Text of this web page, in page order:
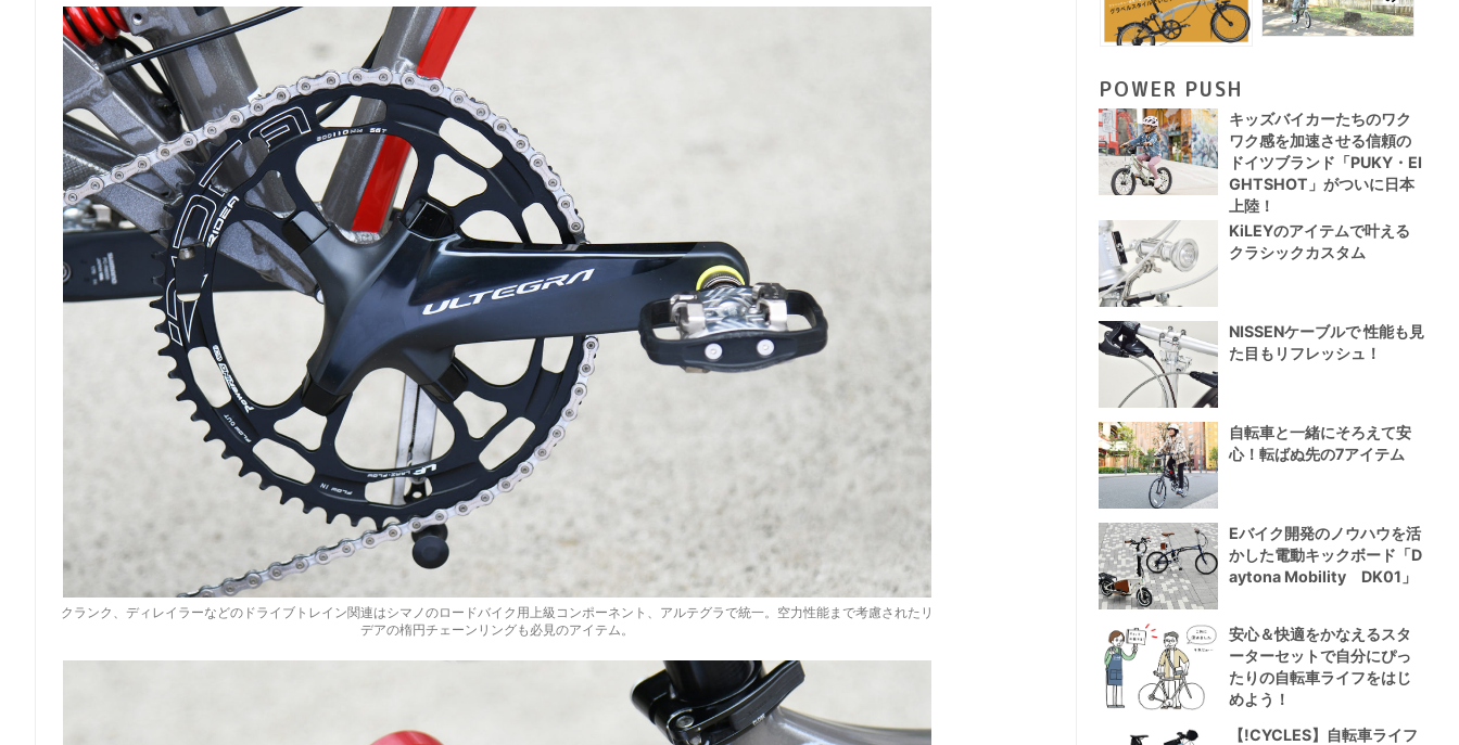
クランク、ディレイラーなどのドライブトレイン関連はシマノのロードバイク用上級コンポーネント、アルテグラで統一。空力性能まで考慮されたリ
デアの楕円チェーンリングも必見のアイテム。
POWER PUSH
キッズバイカーたちのワク
ワク感を加速させる信頼の
ドイツブランド「PUKY・EI
GHTSHOT」がついに日本
上陸！
KiLEYのアイテムで叶える
クラシックカスタム
NISSENケーブルで 性能も見
た目もリフレッシュ！
自転車と一緒にそろえて安
心！転ばぬ先の7アイテム
Eバイク開発のノウハウを活
かした電動キックボード「D
aytona Mobility DK01」
安心＆快適をかなえるスタ
ーターセットで自分にぴっ
たりの自転車ライフをはじ
めよう！
【!CYCLES】自転車ライフ